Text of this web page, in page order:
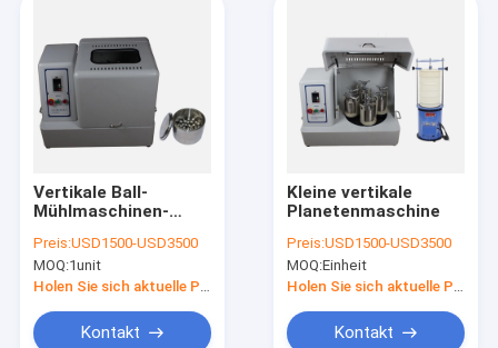
Vertikale Ball-
Mühlmaschinen-
Gebrauch 2L 60db
Labormit Umsatz-
Rotation
Preis:USD1500-USD3500
MOQ:1unit
Holen Sie sich aktuelle Preis
Kontakt
Kleine vertikale
Planetenmaschine
Preis:USD1500-USD3500
MOQ:Einheit
Holen Sie sich aktuelle Preis
Kontakt